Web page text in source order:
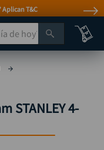
por WhatsApp
hoy?
STANLEY 4-